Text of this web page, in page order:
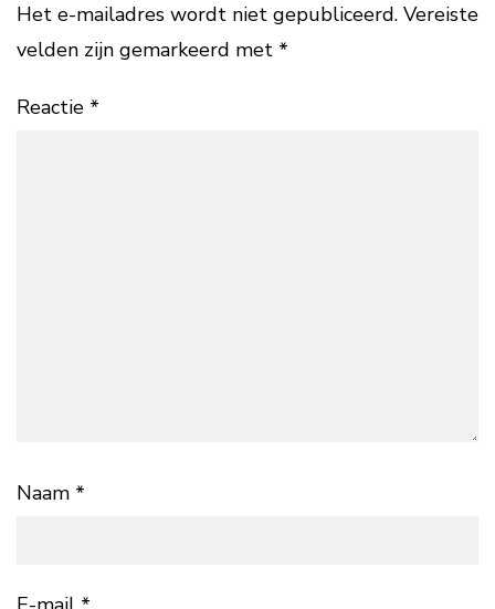
Het e-mailadres wordt niet gepubliceerd. Vereiste
velden zijn gemarkeerd met *
Reactie *
Naam *